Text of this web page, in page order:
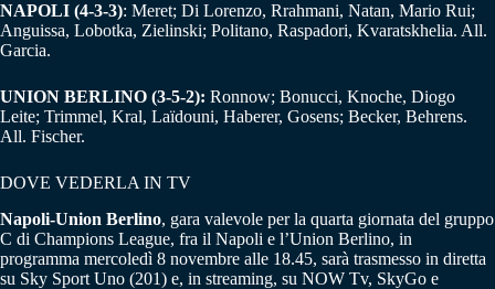
NAPOLI (4-3-3): Meret; Di Lorenzo, Rrahmani, Natan, Mario Rui;
Anguissa, Lobotka, Zielinski; Politano, Raspadori, Kvaratskhelia. All.
Garcia.
UNION BERLINO (3-5-2): Ronnow; Bonucci, Knoche, Diogo
Leite; Trimmel, Kral, Laïdouni, Haberer, Gosens; Becker, Behrens.
All. Fischer.
DOVE VEDERLA IN TV
Napoli-Union Berlino, gara valevole per la quarta giornata del gruppo
C di Champions League, fra il Napoli e l’Union Berlino, in
programma mercoledì 8 novembre alle 18.45, sarà trasmesso in diretta
su Sky Sport Uno (201) e, in streaming, su NOW Tv, SkyGo e